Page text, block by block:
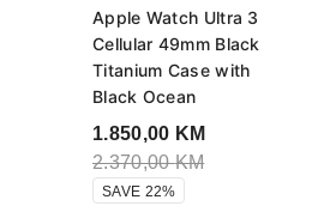
Apple Watch Ultra 3
Cellular 49mm Black
Titanium Case with
Black Ocean
1.850,00 KM
2.370,00KM
SAVE 22%